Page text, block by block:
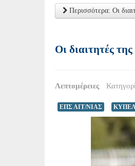
Περισσότερα: Οι
Οι διαιτητές
Λεπτομέρειες
ΕΠΣ ΑΙΤ/ΝΙΑΣ